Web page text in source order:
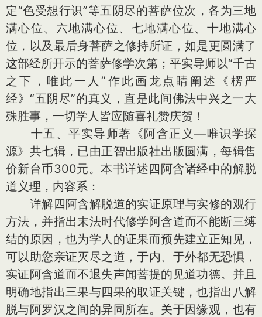
定“色受想行识”等五阴尽的菩萨位次，各为三地
满心位、六地满心位、七地满心位、十地满心
位，以及最后身菩萨之修持所证，如是更圆满了
这部经所开示的菩萨修学次第；平实导师以“千古
之下，唯此一人”作此画龙点睛阐述《楞严
经》“五阴尽”的真义，直是此间佛法中兴之一大
殊胜事，一切学人皆应随喜礼赞庆贺！
十五、平实导师著《阿含正义—唯识学探
源》共七辑，已由正智出版社出版圆满，每辑售
价新台币300元。本书详述四阿含诸经中的解脱
道义理，内容系：
详解四阿含解脱道的实证原理与实修的观行
方法，并指出末法时代修学阿含道而不能断三缚
结的原因，也为学人的证果而预先建立正知见，
可以助您亲证灭尽之道，于内、于外都无恐惧，
实证阿含道而不退失声闻菩提的见道功德。并且
明确地指出三果与四果的取证关键，也指出八解
脱与阿罗汉之间的异同所在。关于因缘观，也有